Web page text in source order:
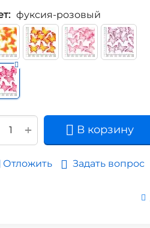
фуксия-розовый
+ В корзину
Отложить Задать вопрос